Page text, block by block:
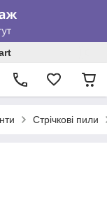
Стрічкові пили